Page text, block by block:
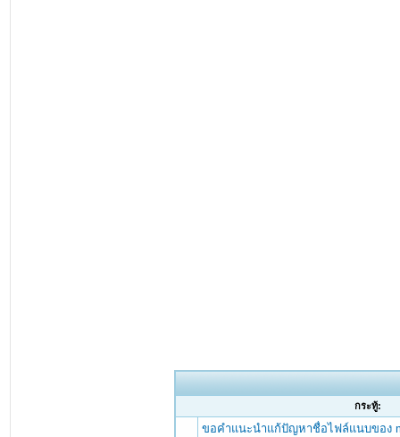
กระทู้:
ขอคำแนะนำแก้ปัญหาชื่อไฟล์แนบของ